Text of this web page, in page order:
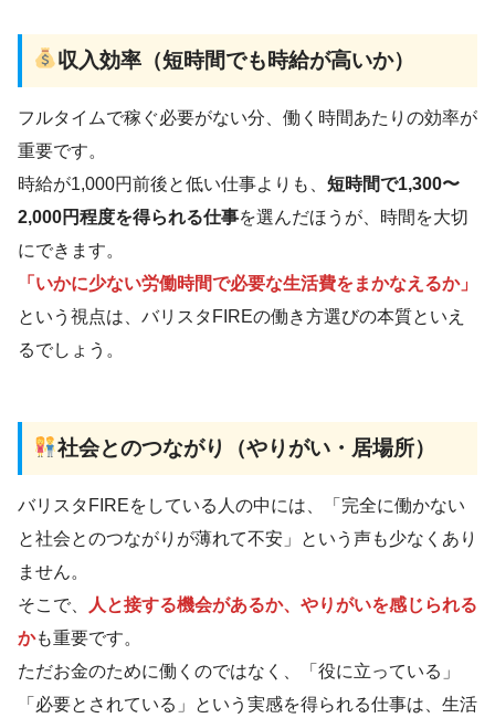
収入効率（短時間でも時給が高いか）
フルタイムで稼ぐ必要がない分、働く時間あたりの効率が
重要です。
時給が1,000円前後と低い仕事よりも、 短時間で1,300〜
2,000円程度を得られる仕事を選んだほうが、時間を大切
にできます。
「いかに少ない労働時間で必要な生活費をまかなえるか」
という視点は、バリスタFIREの働き方選びの本質といえ
るでしょう。
社会とのつながり（やりがい・居場所）
バリスタFIREをしている人の中には、「完全に働かない
と社会とのつながりが薄れて不安」という声も少なくあり
ません。
そこで、
人と接する機会があるか、やりがいを感じられる
かも重要です。
ただお金のために働くのではなく、「役に立っている」
「必要とされている」という実感を得られる仕事は、生活